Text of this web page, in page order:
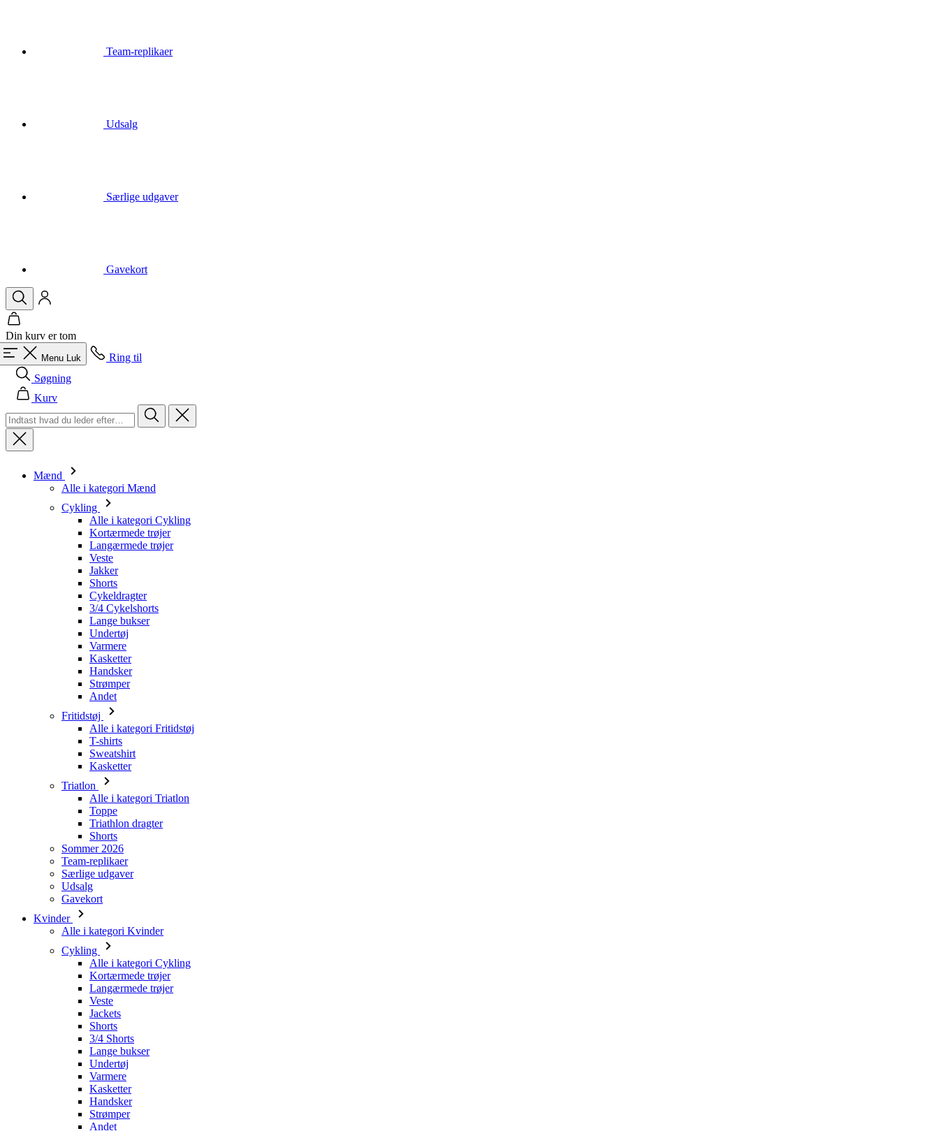
Din kurv er tom
Menu
Kurv
Mænd
Alle i kategori Mænd
Langærmede trøjer
Veste
Jakker
Shorts
Cykeldragter
3/4 Cykelshorts
Lange bukser
Undertøj
Varmere
Kasketter
Handsker
Strømper
Andet
Fritidstøj
Alle i kategori Fritidstøj
T-shirts
Sweatshirt
Kasketter
Triatlon
Alle i kategori Triatlon
Toppe
Triathlon dragter
Shorts
Sommer 2026
Team-replikaer
Særlige udgaver
Udsalg
Gavekort
Kvinder
Alle i kategori Kvinder
Cykling
Alle i kategori Cykling
Langærmede trøjer
Veste
Jackets
Shorts
3/4 Shorts
Lange bukser
Undertøj
Varmere
Kasketter
Handsker
Strømper
Andet
Fritidstøj
Alle i kategori Fritidstøj
T-Shirts
Sweatshirt